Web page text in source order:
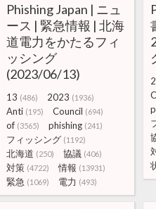
Phishing Japan | ニュ
ース | 緊急情報 | 北海
道電力をかたるフィ
ッシング
(2023/06/13)
13 (486) 2023 (1936)
Anti (195) Council (694)
of (3565) phishing (241)
フィッシング (1192)
北海道 (250) 協議 (406)
対策 (4722) 情報 (13931)
緊急 (1069) 電力 (493)